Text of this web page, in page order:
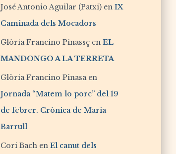
José Antonio Aguilar (Patxi)en IX
Caminada dels Mocadors
Glòria Francino Pinassçen EL
MANDONGO A LA TERRETA
Glòria Francino Pinasaen
Jornada “Matem lo porc” del 19
de febrer. Crònica de Maria
Barrull
Cori Bachen El canut dels